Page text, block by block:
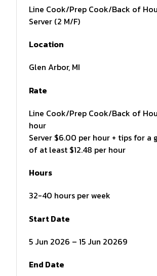
Line Cook/Prep Cook/Back of
Server (2 M/F)
Location
Glen Arbor, MI
Rate
Line Cook/Prep Cook/Back of
hour
Server $6.00 per hour + tips for a
of at least $12.48 per hour
Hours
32-40 hours per week
Start Date
5 Jun 2026 – 15 Jun 20269
End Date